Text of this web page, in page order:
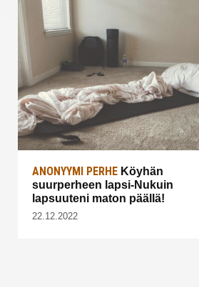
ANONYYMI PERHE Köyhän
suurperheen lapsi-Nukuin
lapsuuteni maton päällä!
22.12.2022